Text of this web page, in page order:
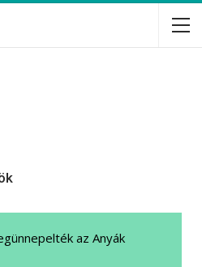
az Anyák